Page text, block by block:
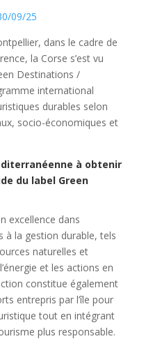
09/25
dans le cadre de
la Corse s’est vu
Destinations /
international
durables selon
socio-économiques et
à obtenir
du label Green
excellence dans
à la gestion durable, tels
naturelles et
et les actions en
constitue également
entrepris par l’île pour
tout en intégrant
plus responsable.